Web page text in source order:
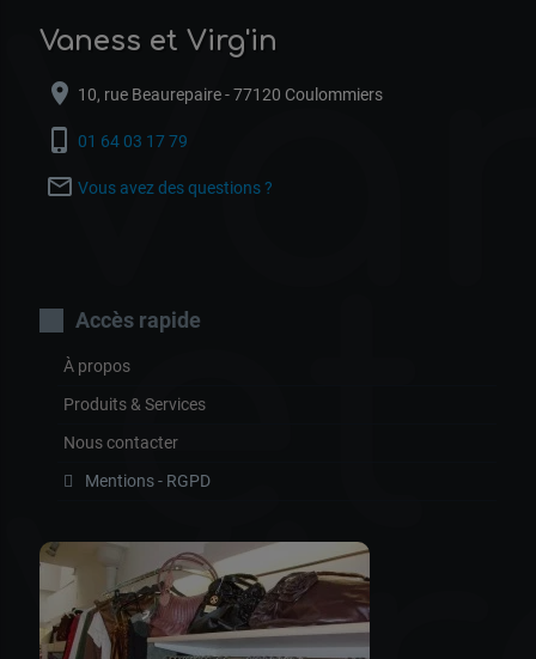
et
Vaness et Virg'in
location_on 10, rue Beaurepaire - 77120 Coulommiers
phone_iphone 01 64 03 17 79
mail_outline Vous avez des questions ?
Accès rapide
À propos
Produits & Services
Nous contacter
Mentions - RGPD